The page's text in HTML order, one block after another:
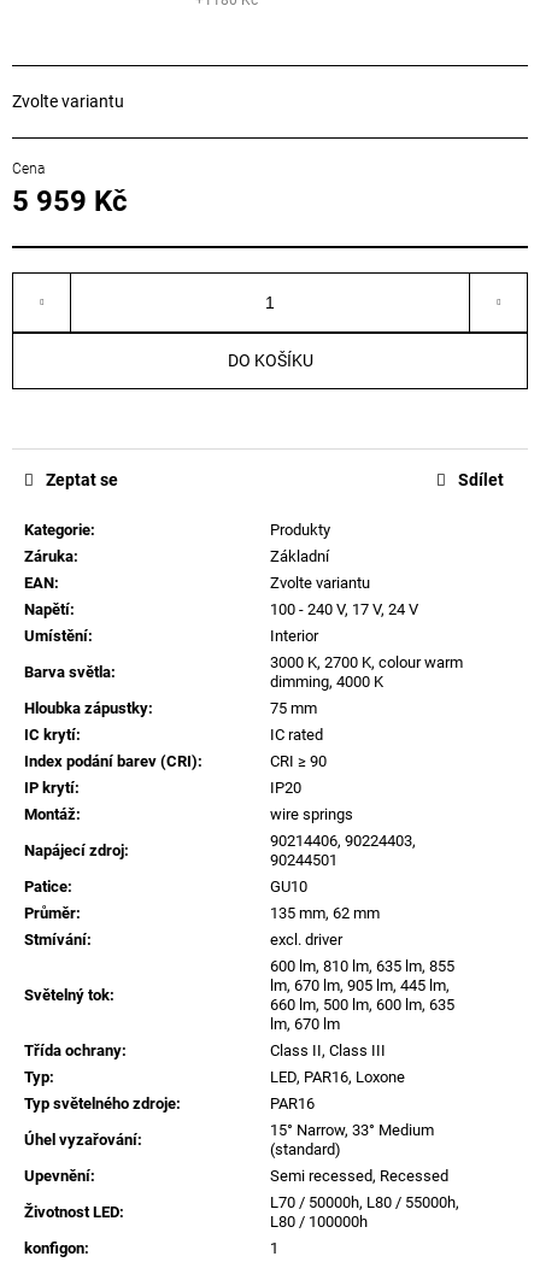
Zvolte variantu
5 959 Kč
cena:
DO KOŠÍKU
Kategorie:
Produkty
Záruka:
Základní
EAN:
Zvolte variantu
Napětí:
100 - 240 V, 17 V, 24 V
Umístění:
Interior
Barva světla:
3000 K, 2700 K, colour warm
dimming, 4000 K
Hloubka zápustky:
75 mm
IC krytí:
IC rated
Index podání barev (CRI):
CRI ≥ 90
IP krytí:
IP20
Montáž:
wire springs
Napájecí zdroj:
90214406, 90224403,
90244501
Patice:
GU10
Průměr:
135 mm, 62 mm
Stmívání: excl. driver
Světelný tok:
600 lm, 810 lm, 635 lm, 855
lm, 670 lm, 905 lm, 445 lm,
660 lm, 500 lm, 600 lm, 635
lm, 670 lm
Třída ochrany:
Class II, Class III
Typ:
LED, PAR16, Loxone
Typ světelného zdroje:
PAR16
Úhel vyzařování:
15° Narrow, 33° Medium
(standard)
Upevnění:
Semi recessed, Recessed
Životnost LED:
L70 / 50000h, L80 / 55000h,
L80 / 100000h
konfigon: 1
Zeptat se Sdílet